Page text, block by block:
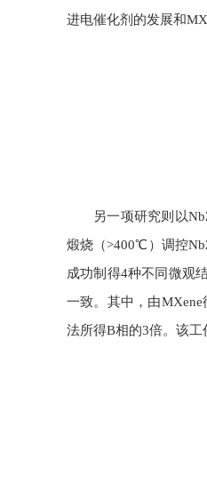
进电催化剂的发展和
另一项研究则以Nb
煅烧（>400℃）调控Nb
成功制得4种不同微观
一致。其中，由MXene
法所得B相的3倍。该